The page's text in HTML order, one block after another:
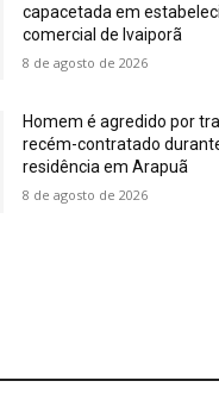
capacetada em
comercial de Ivaiporã
8 de agosto de 2026
Homem é agredido por
recém-contratado
residência em Arapuã
8 de agosto de 2026